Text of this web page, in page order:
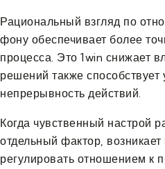
Рациональный взгляд по
фону обеспечивает более
процесса. Это 1win снижает
решений также способствует
непрерывность действий.
Когда чувственный настрой
отдельный фактор,
регулировать отношением к